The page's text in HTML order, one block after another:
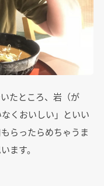
たところ、岩（が
くおいしい」といい
らったらめちゃうま
ます。